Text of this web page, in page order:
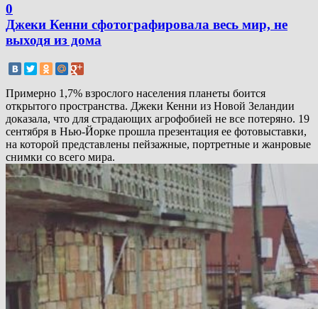
0
Джеки Кенни сфотографировала весь мир, не
выходя из дома
Примерно 1,7% взрослого населения планеты боится
открытого пространства. Джеки Кенни из Новой Зеландии
доказала, что для страдающих агрофобией не все потеряно. 19
сентября в Нью-Йорке прошла презентация ее фотовыставки,
на которой представлены пейзажные, портретные и жанровые
снимки со всего мира.